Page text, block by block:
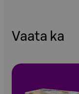
Vaata ka